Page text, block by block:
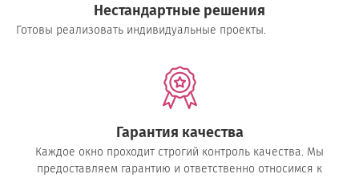
Нестандартные решения
Готовы реализовать индивидуальные проекты.
Гарантия качества
Каждое окно проходит строгий контроль качества. Мы
предоставляем гарантию и ответственно относимся к